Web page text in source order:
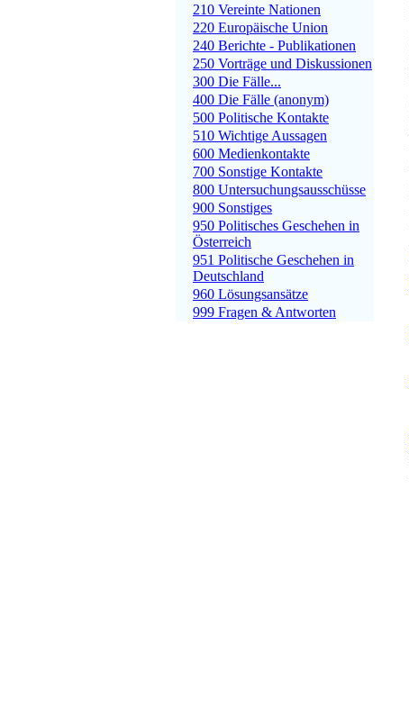
210 Vereinte Nationen
220 Europäische Union
240 Berichte - Publikationen
250 Vorträge und Diskussionen
300 Die Fälle...
400 Die Fälle (anonym)
500 Politische Kontakte
510 Wichtige Aussagen
600 Medienkontakte
700 Sonstige Kontakte
800 Untersuchungsausschüsse
900 Sonstiges
950 Politisches Geschehen in
Österreich
951 Politische Geschehen in
Deutschland
960 Lösungsansätze
999 Fragen & Antworten